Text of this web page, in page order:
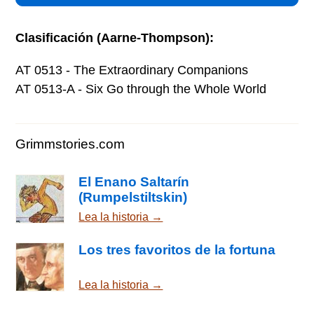
Clasificación (Aarne-Thompson):
AT 0513 - The Extraordinary Companions
AT 0513-A - Six Go through the Whole World
Grimmstories.com
El Enano Saltarín
(Rumpelstiltskin)
Lea la historia →
Los tres favoritos de la fortuna
Lea la historia →